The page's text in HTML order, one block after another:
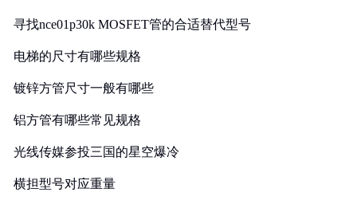
寻找nce01p30k MOSFET管的合适替代型号
电梯的尺寸有哪些规格
镀锌方管尺寸一般有哪些
铝方管有哪些常见规格
光线传媒参投三国的星空爆冷
横担型号对应重量